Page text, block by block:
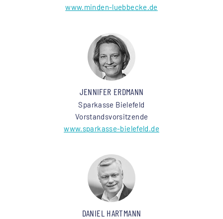
www.minden-luebbecke.de
JENNIFER ERDMANN
Sparkasse Bielefeld
Vorstandsvorsitzende
www.sparkasse-bielefeld.de
DANIEL HARTMANN